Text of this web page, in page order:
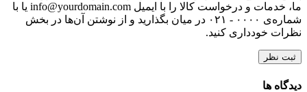
ما، خدمات و درخواست کالا را با ایمیل info@yourdomain.com یا با
شماره‌ی ۰۰۰۰ - ۰۲۱ در میان بگذارید و از نوشتن آن‌ها در بخش
نظرات خودداری کنید.
ثبت نظر
دیدگاه ها